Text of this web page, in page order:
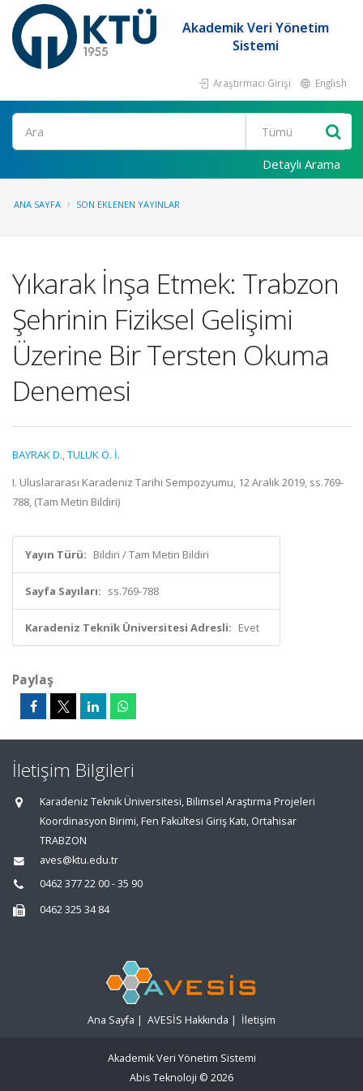
Akademik Veri Yönetim
Sistemi
Araştırmacı Girişi English
Ara
Detaylı Arama
ANA SAYFA SON EKLENEN YAYINLAR
Yıkarak İnşa Etmek: Trabzon
Şehrinin Fiziksel Gelişimi
Üzerine Bir Tersten Okuma
Denemesi
BAYRAK D.,TULUK Ö. İ.
I. Uluslararası Karadeniz Tarihi Sempozyumu, 12 Aralık 2019, ss.769-
788, (Tam Metin Bildiri)
Yayın Türü: Bildiri / Tam Metin Bildiri
Sayfa Sayıları: ss.769-788
Karadeniz Teknik Üniversitesi Adresli: Evet
Paylaş
İletişim Bilgileri
Karadeniz Teknik Üniversitesi, Bilimsel Araştırma Projeleri
Koordinasyon Birimi, Fen Fakültesi Giriş Katı, Ortahisar
TRABZON
aves@ktu.edu.tr
0462 377 22 00 - 35 90
0462 325 34 84
Ana Sayfa | AVESİS Hakkında | İletişim
Akademik Veri Yönetim Sistemi
Abis Teknoloji © 2026